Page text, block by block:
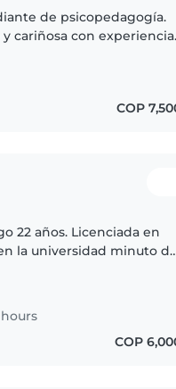
de psicopedagogía.
cariñosa con experiencia
COP
22 años. Licenciada en
la universidad minuto
COP